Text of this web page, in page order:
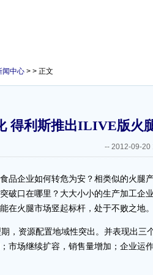
闻中心 > > 正文
得利斯推出ILIVE版火
-- 2012-09-20
品企业如何转危为安？相类似的火腿
破口在哪里？大大小小的生产加工企
在火腿市场竖起标杆，处于不败之地。
，资源配置地域性突出。并表现出三
市场继续扩容，销售量增加；企业运